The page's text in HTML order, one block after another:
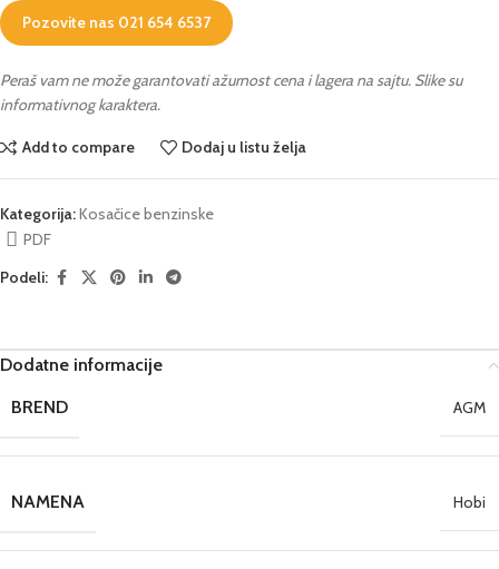
Pozovite nas 021 654 6537
Peraš vam ne može garantovati ažurnost cena i lagera na sajtu. Slike su
informativnog karaktera.
Add to compare Dodaj u listu želja
Kategorija:Kosačice benzinske
PDF
Podeli:
Dodatne informacije
BREND
AGM
NAMENA Hobi